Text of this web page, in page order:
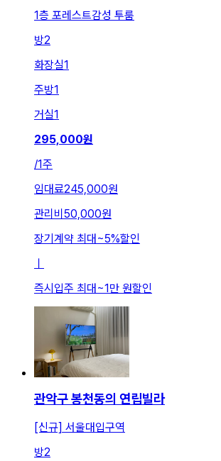
1층 포레스트감성 투룸
방2
화장실1
주방1
거실1
295,000원
/1주
임대료245,000원
관리비 50,000원
장기계약 최대 ~5%할인
즉시입주 최대 ~1만 원할인
관악구 봉천동의 연립빌라
[신규] 서울대입구역
방2